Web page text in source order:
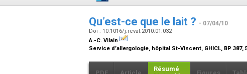
Qu’est-ce que le lait ? - 07/04/10
Doi : 10.1016/j.reval.2010.01.032
A.-C. Vilain
Service d’allergologie, hôpital St-Vincent, GHICL, BP 387,
Résumé